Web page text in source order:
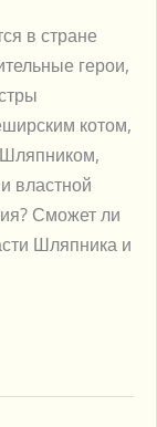
в стране
герои,
котом,
властной
Сможет ли
Шляпника и